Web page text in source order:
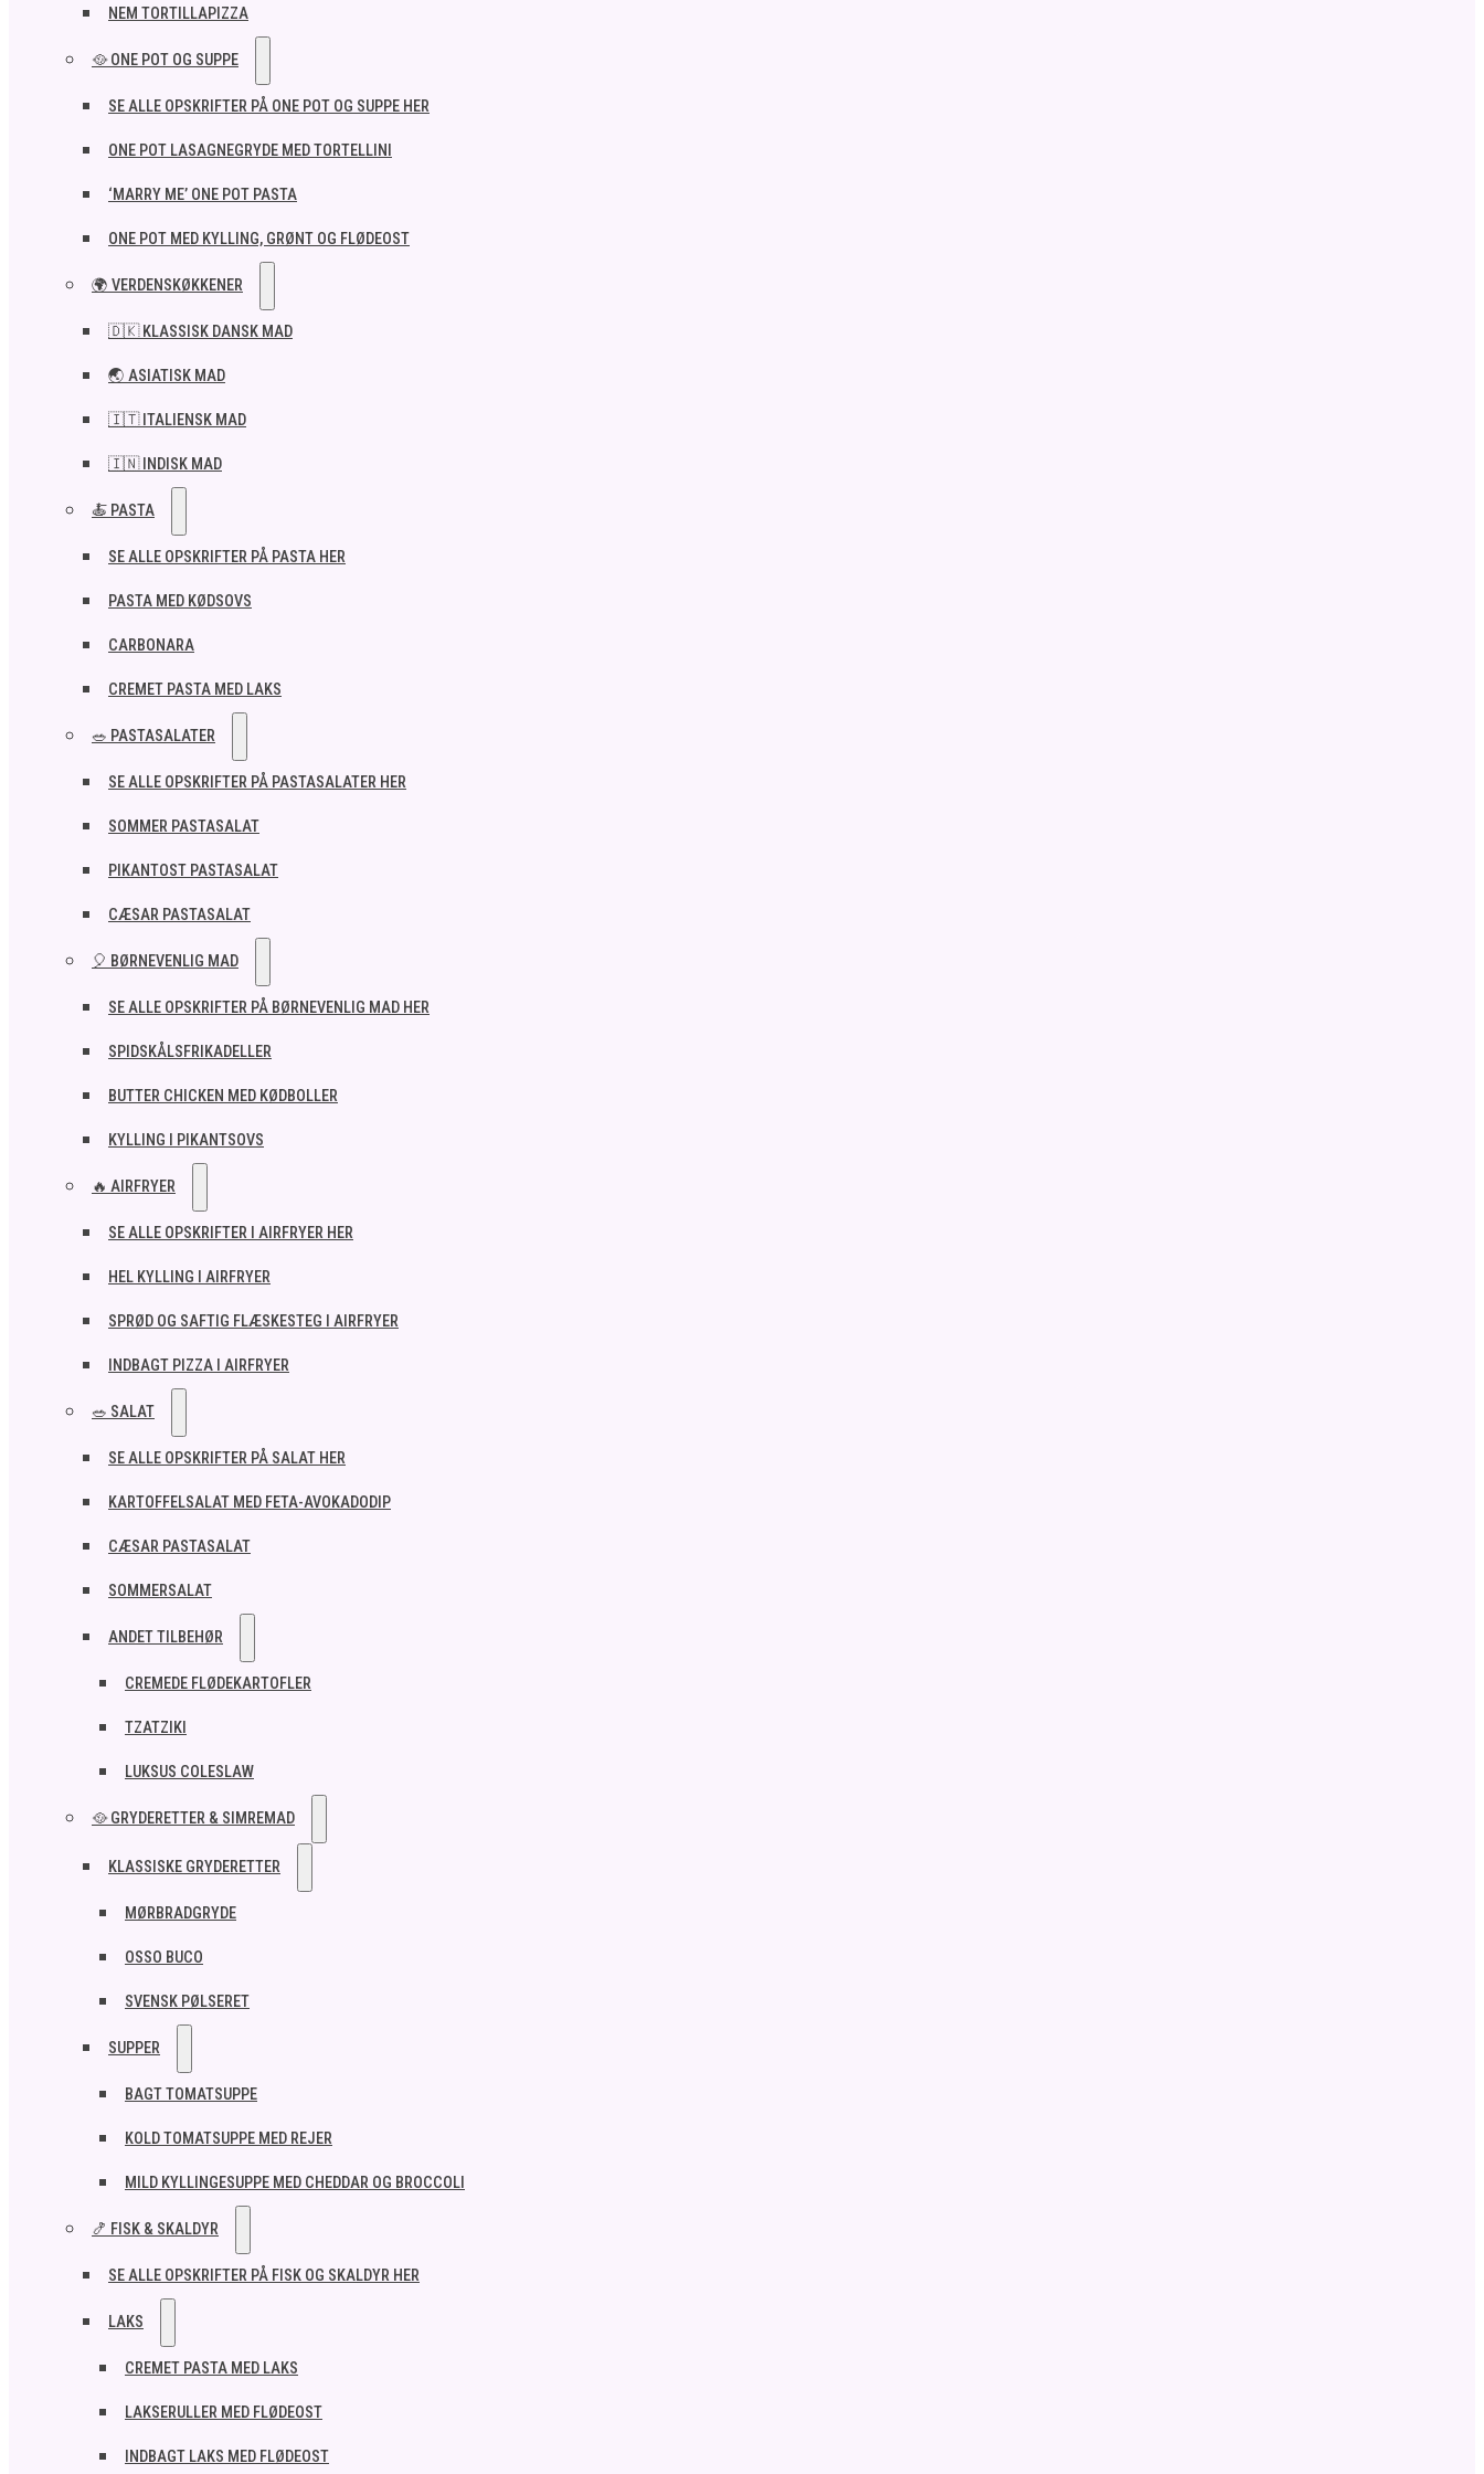
NEM TORTILLAPIZZA
🥘 ONE POT OG SUPPE
SE ALLE OPSKRIFTER PÅ ONE POT OG SUPPE HER
ONE POT LASAGNEGRYDE MED TORTELLINI
‘MARRY ME’ ONE POT PASTA
ONE POT MED KYLLING, GRØNT OG FLØDEOST
🌍 VERDENSKØKKENER
🇩🇰 KLASSISK DANSK MAD
🌏 ASIATISK MAD
🇮🇹 ITALIENSK MAD​
🇮🇳 INDISK MAD​
🍝 PASTA
SE ALLE OPSKRIFTER PÅ PASTA HER
PASTA MED KØDSOVS
CARBONARA
CREMET PASTA MED LAKS
🥗 PASTASALATER
SE ALLE OPSKRIFTER PÅ PASTASALATER HER
SOMMER PASTASALAT
PIKANTOST PASTASALAT
CÆSAR PASTASALAT
🎈 BØRNEVENLIG MAD
SE ALLE OPSKRIFTER PÅ BØRNEVENLIG MAD HER
SPIDSKÅLSFRIKADELLER
BUTTER CHICKEN MED KØDBOLLER
KYLLING I PIKANTSOVS
🔥 AIRFRYER
SE ALLE OPSKRIFTER I AIRFRYER HER
HEL KYLLING I AIRFRYER
SPRØD OG SAFTIG FLÆSKESTEG I AIRFRYER
INDBAGT PIZZA I AIRFRYER
🥗 SALAT
SE ALLE OPSKRIFTER PÅ SALAT HER
KARTOFFELSALAT MED FETA-AVOKADODIP
CÆSAR PASTASALAT
SOMMERSALAT
ANDET TILBEHØR
CREMEDE FLØDEKARTOFLER
TZATZIKI
LUKSUS COLESLAW
🥘 GRYDERETTER & SIMREMAD
KLASSISKE GRYDERETTER
MØRBRADGRYDE
OSSO BUCO
SVENSK PØLSERET
SUPPER
BAGT TOMATSUPPE
KOLD TOMATSUPPE MED REJER
MILD KYLLINGESUPPE MED CHEDDAR OG BROCCOLI
🍤 FISK & SKALDYR
SE ALLE OPSKRIFTER PÅ FISK OG SKALDYR HER
LAKS
CREMET PASTA MED LAKS
LAKSERULLER MED FLØDEOST
INDBAGT LAKS MED FLØDEOST